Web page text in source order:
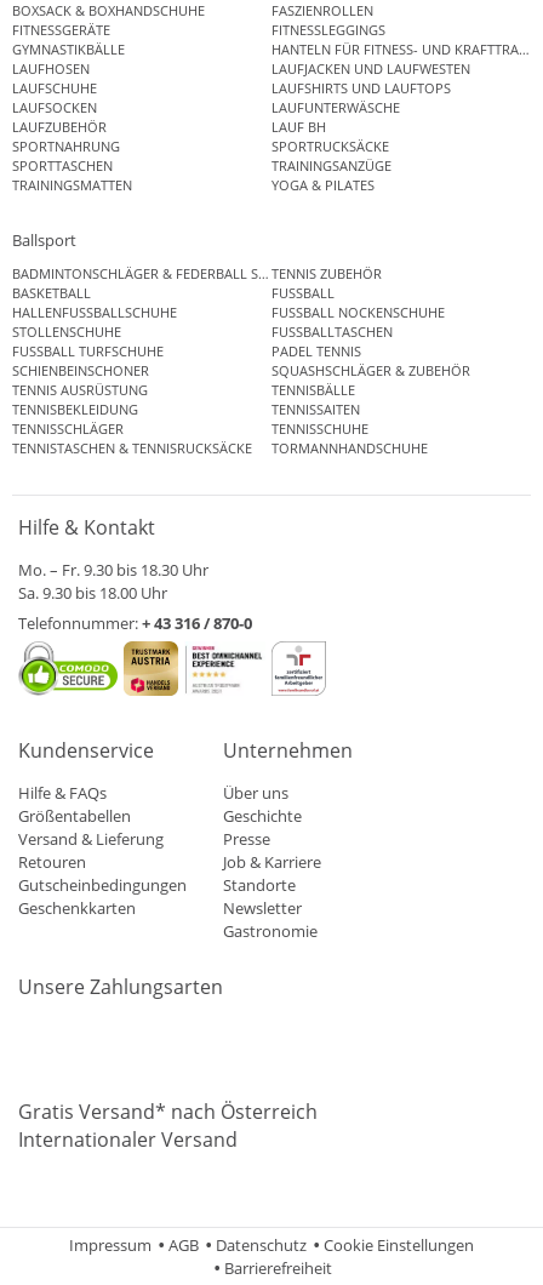
BOXSACK & BOXHANDSCHUHE
FASZIENROLLEN
FITNESSGERÄTE
FITNESSLEGGINGS
GYMNASTIKBÄLLE
HANTELN FÜR FITNESS- UND
LAUFHOSEN
LAUFJACKEN UND LAUFWESTEN
LAUFSCHUHE
LAUFSHIRTS UND LAUFTOPS
LAUFSOCKEN
LAUFUNTERWÄSCHE
LAUFZUBEHÖR
LAUF BH
SPORTNAHRUNG
SPORTRUCKSÄCKE
SPORTTASCHEN
TRAININGSANZÜGE
TRAININGSMATTEN
YOGA & PILATES
Ballsport
BADMINTONSCHLÄGER & FEDERBALL SETSTENNIS ZUBEHÖR
BASKETBALL
FUSSBALL
HALLENFUSSBALLSCHUHE
FUSSBALL NOCKENSCHUHE
STOLLENSCHUHE
FUSSBALLTASCHEN
FUSSBALL TURFSCHUHE
PADEL TENNIS
SCHIENBEINSCHONER
SQUASHSCHLÄGER & ZUBEHÖR
TENNIS AUSRÜSTUNG
TENNISBÄLLE
TENNISBEKLEIDUNG
TENNISSAITEN
TENNISSCHLÄGER
TENNISSCHUHE
TENNISTASCHEN & TENNISRUCKSÄCKE
TORMANNHANDSCHUHE
Hilfe & Kontakt
Mo. – Fr. 9.30 bis 18.30 Uhr
Sa. 9.30 bis 18.00 Uhr
Telefonnummer:+ 43 316 / 870-0
Kundenservice
Hilfe & FAQs
Größentabellen
Versand & Lieferung
Retouren
Gutscheinbedingungen
Geschenkkarten
Unternehmen
Über uns
Geschichte
Presse
Job & Karriere
Standorte
Newsletter
Gastronomie
Unsere Zahlungsarten
Gratis Versand* nach Österreich
Internationaler Versand
Impressum AGB Datenschutz
Cookie Einstellungen
Barrierefreiheit